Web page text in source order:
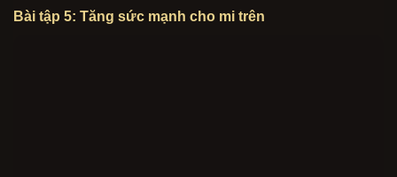
Bài tập 5: Tăng sức mạnh cho mi trên